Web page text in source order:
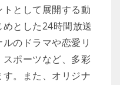
として展開する動
とした24時間放送
のドラマや恋愛リ
ポーツなど、多彩
。また、オリジナ